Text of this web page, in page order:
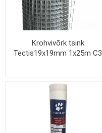
Krohvivõrk tsink
Tectis19x19mm 1x25m C3